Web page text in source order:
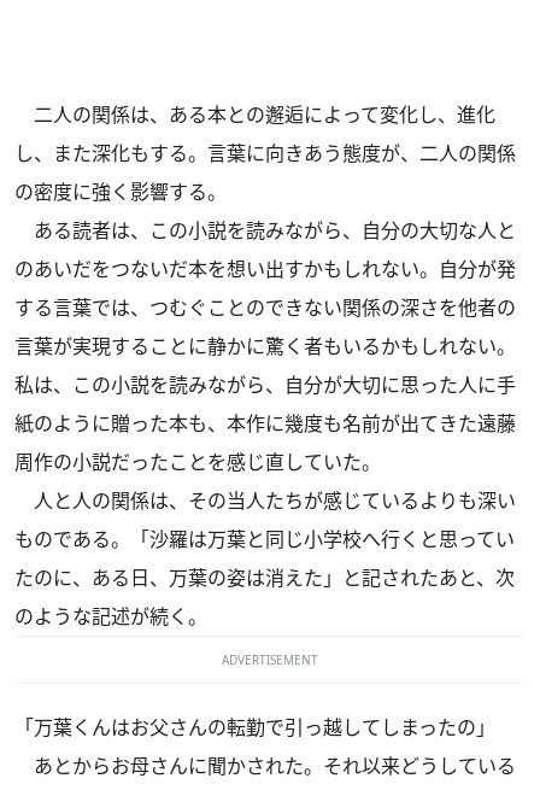
二人の関係は、ある本との邂逅によって変化し、進化
し、また深化もする。言葉に向きあう態度が、二人の関係
の密度に強く影響する。
ある読者は、この小説を読みながら、自分の大切な人と
のあいだをつないだ本を想い出すかもしれない。自分が発
する言葉では、つむぐことのできない関係の深さを他者の
言葉が実現することに静かに驚く者もいるかもしれない。
私は、この小説を読みながら、自分が大切に思った人に手
紙のように贈った本も、本作に幾度も名前が出てきた遠藤
周作の小説だったことを感じ直していた。
人と人の関係は、その当人たちが感じているよりも深い
ものである。「沙羅は万葉と同じ小学校へ行くと思ってい
たのに、ある日、万葉の姿は消えた」と記されたあと、次
のような記述が続く。
ADVERTISEMENT
「万葉くんはお父さんの転勤で引っ越してしまったの」
あとからお母さんに聞かされた。それ以来どうしている